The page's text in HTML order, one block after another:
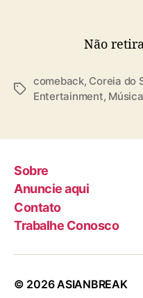
Não
T
comeback, Coreia do
Entertainment, Música
Sobre
Anuncie aqui
Contato
Trabalhe Conosco
© 2026ASIANBREAK